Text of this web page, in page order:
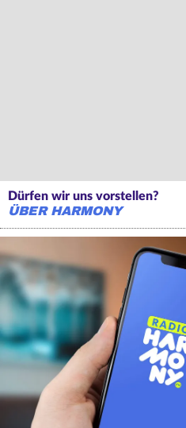
Dürfen wir uns vorstellen?
ÜBER HARMONY